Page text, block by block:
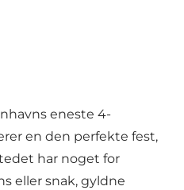
eneste 4-
en den perfekte fest,
har noget for
eller snak, gyldne